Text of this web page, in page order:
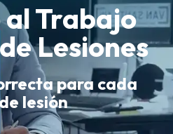
al Trabajo
Lesiones
para cada
lesión